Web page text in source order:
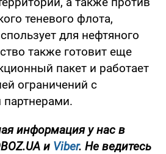
теневого флота,
для нефтяного
также готовит еще
пакет и работает
ограничений с
информация у нас в
и Viber. Не ведитесь